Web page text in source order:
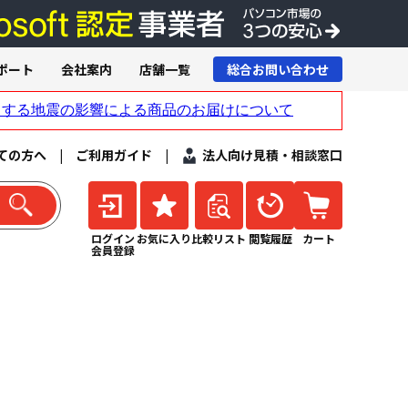
の方へ | ご利用ガイド | 法人向け見積・相談窓口
ログイン
会員登録
お気に入り 比較リスト 閲覧履歴 カート
ート 会社案内 店舗一覧 総合お問い合わせ